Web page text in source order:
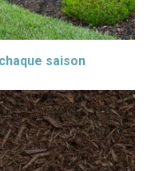
saison